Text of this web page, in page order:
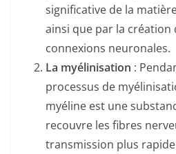
significative de la
ainsi que par la création
connexions neuronales.
La myélinisation :
processus de
myéline est une
recouvre les fibres
transmission plus rapide